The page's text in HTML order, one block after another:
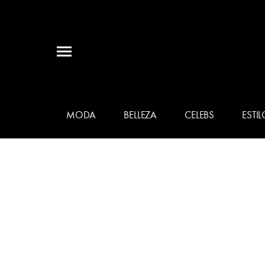
MODA BELLEZA CELEBS